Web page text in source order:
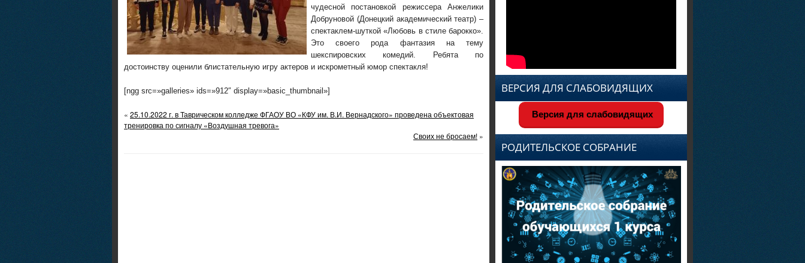
чудесной постановкой режиссера Анжелики
Добруновой (Донецкий академический театр) –
спектаклем-шуткой «Любовь в стиле барокко».
Это своего рода фантазия на тему
шекспировских комедий. Ребята по
достоинству оценили блистательную игру актеров и искрометный юмор спектакля!
[ngg src=»galleries» ids=»912″ display=»basic_thumbnail»]
« 25.10.2022 г. в Таврическом колледже ФГАОУ ВО «КФУ им. В.И. Вернадского» проведена объектовая
тренировка по сигналу «Воздушная тревога»
Своих не бросаем! »
ВЕРСИЯ ДЛЯ СЛАБОВИДЯЩИХ
Версия для слабовидящих
РОДИТЕЛЬСКОЕ СОБРАНИЕ